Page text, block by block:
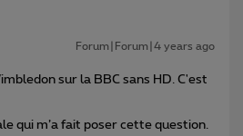
Forum|Forum|4 years ago
sur la BBC sans HD. C'est
qui m’a fait poser cette question.